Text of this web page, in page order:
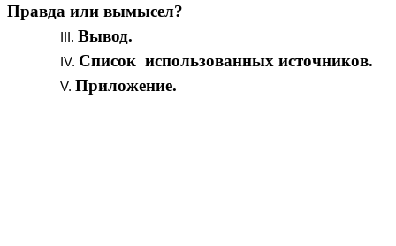
Правда или вымысел?
Вывод.
Список использованных источников.
Приложение.